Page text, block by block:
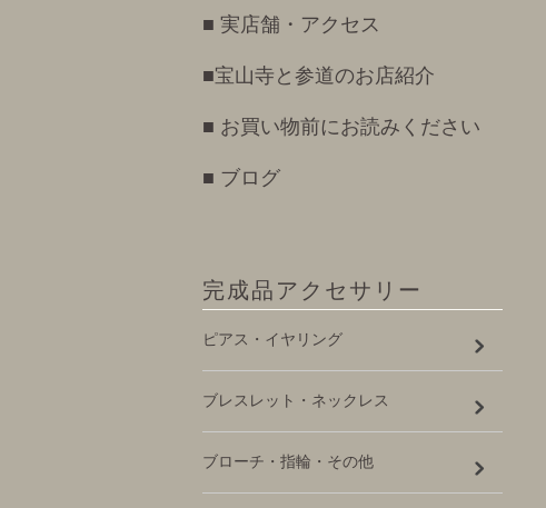
■ 実店舗・アクセス
■宝山寺と参道のお店紹介
■ お買い物前にお読みください
■ ブログ
完成品アクセサリー
ピアス・イヤリング
ブレスレット・ネックレス
ブローチ・指輪・その他